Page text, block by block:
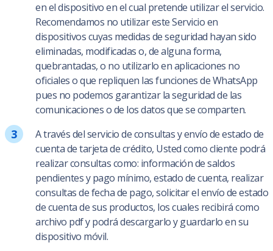
en el dispositivo en el cual pretende utilizar el servicio.
Recomendamos no utilizar este Servicio en
dispositivos cuyas medidas de seguridad hayan sido
eliminadas, modificadas o, de alguna forma,
quebrantadas, o no utilizarlo en aplicaciones no
oficiales o que repliquen las funciones de WhatsApp
pues no podemos garantizar la seguridad de las
comunicaciones o de los datos que se comparten.
A través del servicio de consultas y envío de estado de
cuenta de tarjeta de crédito, Usted como cliente podrá
realizar consultas como: información de saldos
pendientes y pago mínimo, estado de cuenta, realizar
consultas de fecha de pago, solicitar el envío de estado
de cuenta de sus productos, los cuales recibirá como
archivo pdf y podrá descargarlo y guardarlo en su
dispositivo móvil.